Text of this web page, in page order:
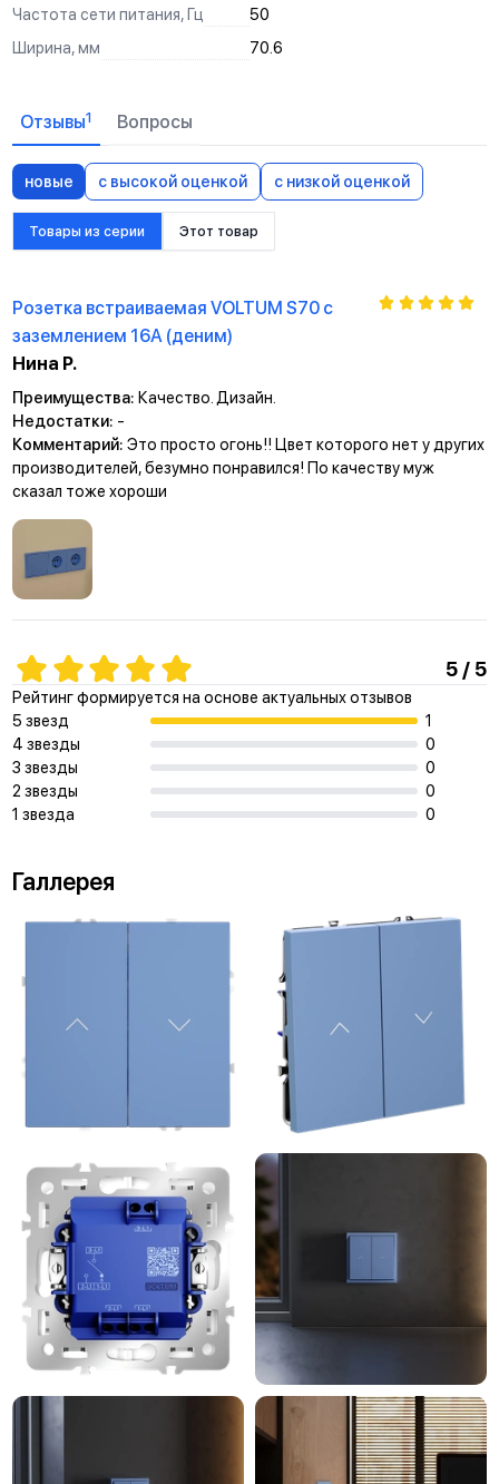
Частота сети питания, Гц
50
Ширина, мм
70.6
Отзывы1 Вопросы
новые с высокой оценкой с низкой оценкой
Товары из серии Этот товар
Розетка встраиваемая VOLTUM S70 с
заземлением 16А (деним)
Нина Р.
Преимущества: Качество. Дизайн.
Недостатки: -
Комментарий: Это просто огонь!! Цвет которого нет у других
производителей, безумно понравился! По качеству муж
сказал тоже хороши
5 / 5
Рейтинг формируется на основе актуальных отзывов
5 звезд
1
4 звезды
0
3 звезды
0
2 звезды
0
1 звезда
0
Галлерея